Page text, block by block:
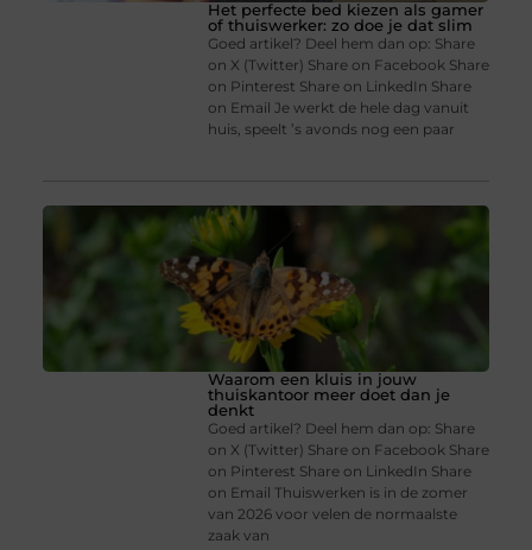
Het perfecte bed kiezen als gamer
of thuiswerker: zo doe je dat slim
Goed artikel? Deel hem dan op: Share
on X (Twitter) Share on Facebook Share
on Pinterest Share on LinkedIn Share
on Email Je werkt de hele dag vanuit
huis, speelt ’s avonds nog een paar
Waarom een kluis in jouw
thuiskantoor meer doet dan je
denkt
Goed artikel? Deel hem dan op: Share
on X (Twitter) Share on Facebook Share
on Pinterest Share on LinkedIn Share
on Email Thuiswerken is in de zomer
van 2026 voor velen de normaalste
zaak van